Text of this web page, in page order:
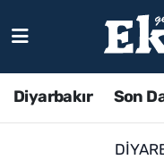
Diyarbakır Son